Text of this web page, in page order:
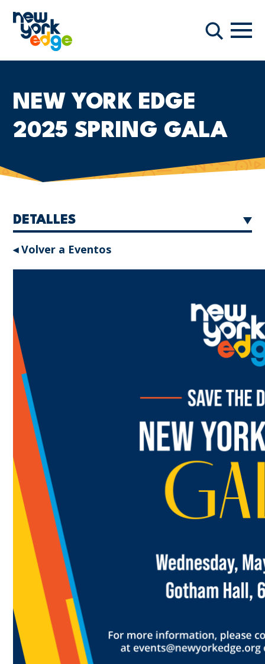
Buscar
NEW YORK EDGE
2025 SPRING GALA
DETALLES
◂ Volver a Eventos